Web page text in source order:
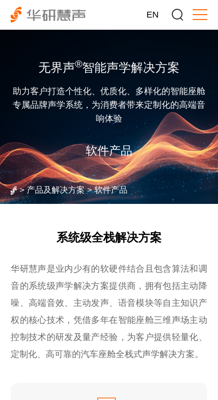
EN
无界声®智能声学解决方案
助力客户打造个性化、优质化、多样化的智能座舱
专属品牌声学系统，为消费者带来定制化的高端音
响体验
软件产品
> 产品及解决方案 > 软件产品
系统级全栈解决方案
华研慧声是业内少有的软硬件结合且包含算法和调
音的系统级声学解决方案提供商，拥有包括主动降
噪、高端音效、主动发声、语音模块等自主知识产
权的核心技术，凭借多年在智能座舱三维声场主动
控制技术的研发及量产经验，为客户提供轻量化、
定制化、高可靠的汽车座舱全栈式声学解决方案。